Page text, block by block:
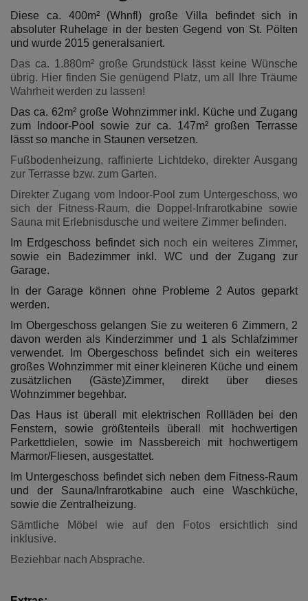
Diese ca. 400m² (Whnfl) große Villa befindet sich in
absoluter Ruhelage in der besten Gegend von St. Pölten
und wurde 2015 generalsaniert.
Das ca. 1.880m² große Grundstück lässt keine Wünsche
übrig. Hier finden Sie genügend Platz, um all Ihre Träume
Wahrheit werden zu lassen!
Das ca. 62m² große Wohnzimmer inkl. Küche und Zugang
zum Indoor-Pool sowie zur ca. 147m² großen Terrasse
lässt so manche in Staunen versetzen.
Fußbodenheizung, raffinierte Lichtdeko, direkter Ausgang
zur Terrasse bzw. zum Garten.
Direkter Zugang vom Indoor-Pool zum Untergeschoss, wo
sich der Fitness-Raum, die Doppel-Infrarotkabine sowie
Sauna mit Erlebnisdusche und weitere Zimmer befinden.
Im Erdgeschoss befindet sich noch ein weiteres Zimmer,
sowie ein Badezimmer inkl. WC und der Zugang zur
Garage.
In der Garage können ohne Probleme 2 Autos geparkt
werden.
Im Obergeschoss gelangen Sie zu weiteren 6 Zimmern, 2
davon werden als Kinderzimmer und 1 als Schlafzimmer
verwendet. Im Obergeschoss befindet sich ein weiteres
großes Wohnzimmer mit einer kleineren Küche und einem
zusätzlichen (Gäste)Zimmer, direkt über dieses
Wohnzimmer begehbar.
Das Haus ist überall mit elektrischen Rollläden bei den
Fenstern, sowie größtenteils überall mit hochwertigen
Parkettdielen, sowie im Nassbereich mit hochwertigem
Marmor/Fliesen, ausgestattet.
Im Untergeschoss befindet sich neben dem Fitness-Raum
und der Sauna/Infrarotkabine auch eine Waschküche,
sowie die Zentralheizung.
Sämtliche Möbel wie auf den Fotos ersichtlich sind
inklusive.
Beziehbar nach Absprache.